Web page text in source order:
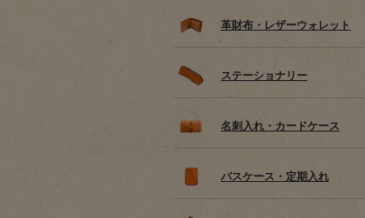
革財布・レザーウォレット
ステーショナリー
名刺入れ・カードケース
パスケース・定期入れ